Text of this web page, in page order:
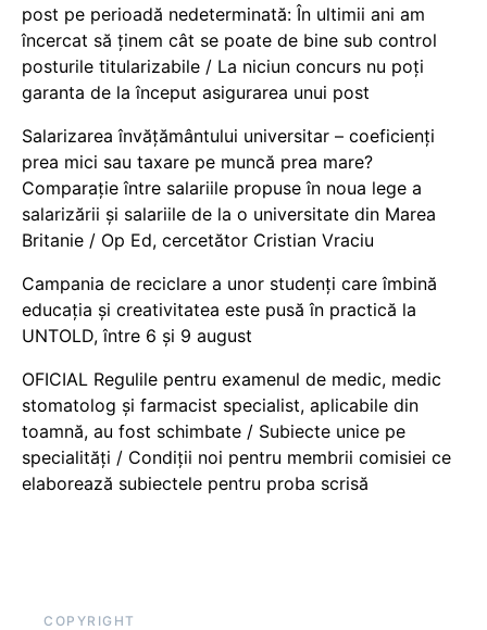
post pe perioadă nedeterminată: În ultimii ani am
încercat să ținem cât se poate de bine sub control
posturile titularizabile / La niciun concurs nu poți
garanta de la început asigurarea unui post
Salarizarea învățământului universitar – coeficienți
prea mici sau taxare pe muncă prea mare?
Comparație între salariile propuse în noua lege a
salarizării și salariile de la o universitate din Marea
Britanie / Op Ed, cercetător Cristian Vraciu
Campania de reciclare a unor studenți care îmbină
educația și creativitatea este pusă în practică la
UNTOLD, între 6 și 9 august
OFICIAL Regulile pentru examenul de medic, medic
stomatolog și farmacist specialist, aplicabile din
toamnă, au fost schimbate / Subiecte unice pe
specialități / Condiții noi pentru membrii comisiei ce
elaborează subiectele pentru proba scrisă
COPYRIGHT